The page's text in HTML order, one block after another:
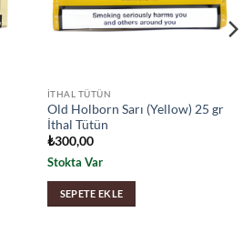
İTHAL TÜTÜN
Old Holborn Sarı (Yellow) 25 gr
İthal Tütün
₺300,00
Stokta Var
SEPETE EKLE